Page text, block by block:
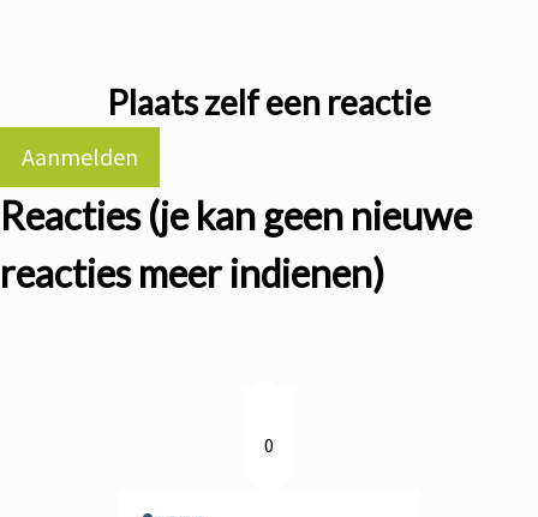
Plaats zelf een reactie
Aanmelden
Reacties (je kan geen nieuwe
reacties meer indienen)
0